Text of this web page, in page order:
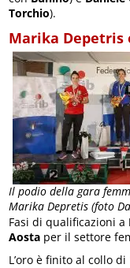
Torchio).
Marika Depetris
Il podio della gara
Marika Depretis (foto
Fasi di qualificazioni a
Aosta per il settore
L’oro è finito al collo di